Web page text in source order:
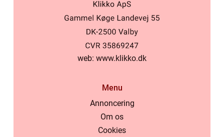
web: www.klikko.dk
Menu
Annoncering
Om os
Cookies